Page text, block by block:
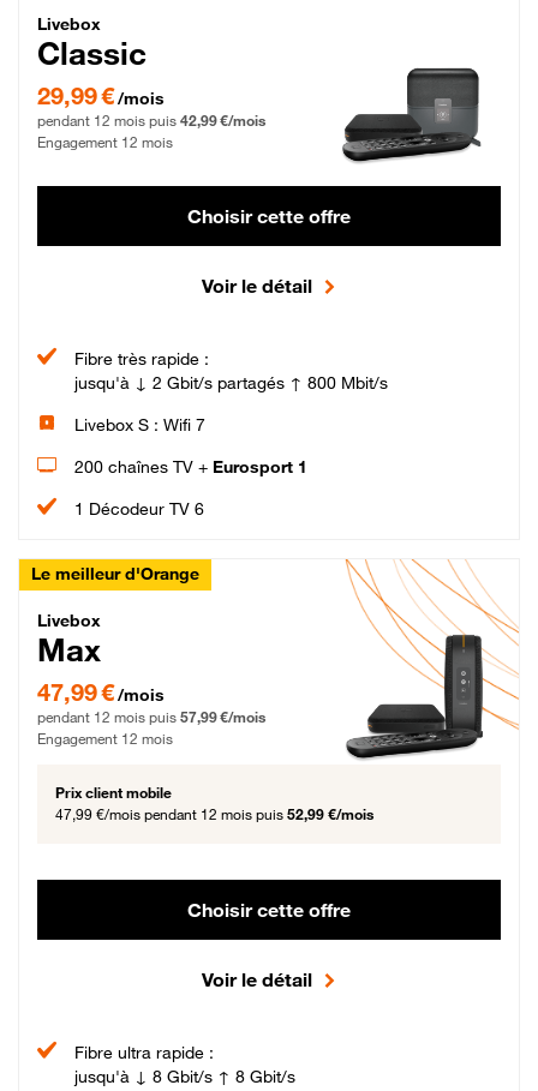
Livebox Classic Fibre
Livebox
Classic
29,99 € par mois pendant 12 mois puis 42,99 € par mois, Engagement 12 mois
29,99 €/mois
pendant 12 mois puis 42,99 €/mois
Engagement 12 mois
Choisir cette offre
Voir le détail
Fibre très rapide :
jusqu'à ↓ 2 Gbit/s partagés ↑ 800 Mbit/s
Livebox S : Wifi 7
200 chaînes TV + Eurosport 1
1 Décodeur TV 6
Le meilleur d'Orange
Livebox Max Fibre
Livebox
Max
47,99 € par mois pendant 12 mois puis 57,99 € par mois, Engagement 12 mois
47,99 €/mois
pendant 12 mois puis 57,99 €/mois
Engagement 12 mois
Prix client mobile
47,99 €/mois pendant 12 mois puis 52,99 €/mois
Choisir cette offre
Voir le détail
Fibre ultra rapide :
jusqu'à ↓ 8 Gbit/s ↑ 8 Gbit/s